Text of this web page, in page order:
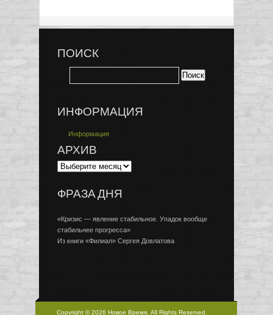
ПОИСК
ИНФОРМАЦИЯ
Информация
АРХИВ
ФРАЗА ДНЯ
«Кризис — явление стабильное. Упадок вообще
стабильнее прогресса»
Из книги «Филиал» Сергея Довлатова
Copyright © 2026 Новое Время, All Rights Reserved.